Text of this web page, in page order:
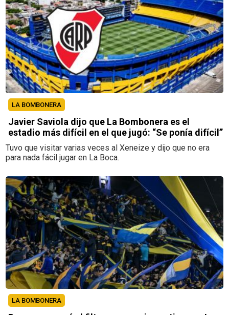
LA BOMBONERA
Javier Saviola dijo que La Bombonera es el
estadio más difícil en el que jugó: “Se ponía difícil”
Tuvo que visitar varias veces al Xeneize y dijo que no era
para nada fácil jugar en La Boca.
LA BOMBONERA